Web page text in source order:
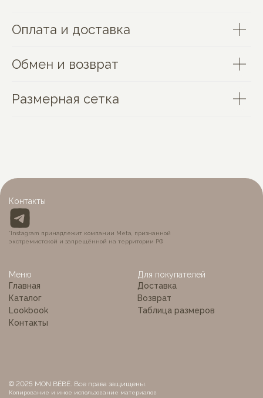
Оплата и доставка
Обмен и возврат
Размерная сетка
© 2025 MON BÉBÉ. Все права защищены.
Копирование и иное использование материалов
Меню
Главная
Каталог
Lookbook
Контакты
Для покупателей
Доставка
Возврат
Таблица размеров
Контакты
*Instagram принадлежит компании Meta, признанной
экстремистской и запрещённой на территории РФ